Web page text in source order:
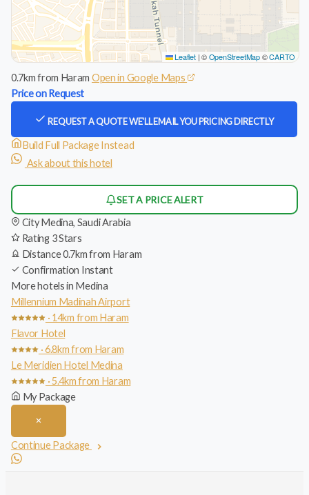
Leaflet |©OpenStreetMap©CARTO
0.7km from Haram Open in Google Maps
Price on Request
REQUEST A QUOTEWE'LL EMAIL YOU PRICING DIRECTLY
Build Full Package Instead
Ask about this hotel
SET A PRICE ALERT
CityMedina, Saudi Arabia
Rating 3 Stars
Distance0.7km from Haram
Confirmation Instant
More hotels in Medina
Millennium Madinah Airport
· 14km from Haram
Flavor Hotel
· 6.8km from Haram
Le Meridien Hotel Medina
· 5.4km from Haram
My Package
Continue Package